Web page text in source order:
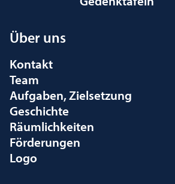
Über uns
Kontakt
Team
Aufgaben, Zielsetzung
Geschichte
Räumlichkeiten
Förderungen
Logo